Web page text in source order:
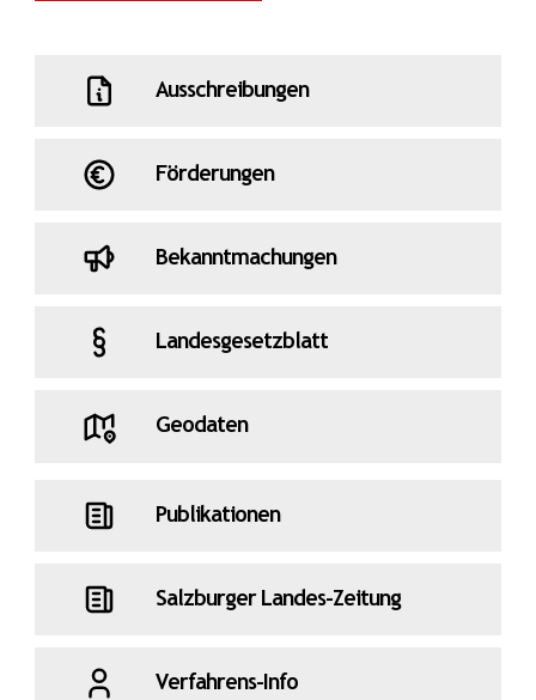
Ausschreibungen
Förderungen
Bekanntmachungen
Landesgesetzblatt
Geodaten
Publikationen
Salzburger Landes-Zeitung
Verfahrens-Info